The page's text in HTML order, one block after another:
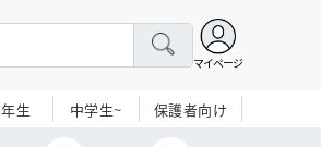
マイページ
年生 中学生~ 保護者向け